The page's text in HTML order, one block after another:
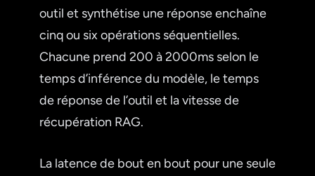
outil et synthétise une réponse enchaîne
cinq ou six opérations séquentielles.
Chacune prend 200 à 2000ms selon le
temps d’inférence du modèle, le temps
de réponse de l’outil et la vitesse de
récupération RAG.
La latence de bout en bout pour une seule